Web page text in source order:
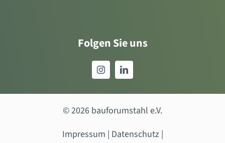
Folgen Sie uns
© 2026 bauforumstahl e.V.
Impressum | Datenschutz|